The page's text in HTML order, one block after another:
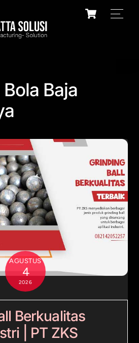
Cart
Baja
AGUSTUS
4
2026
Berkualitas
| PT ZKS